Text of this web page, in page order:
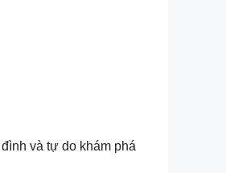
và tự do khám phá